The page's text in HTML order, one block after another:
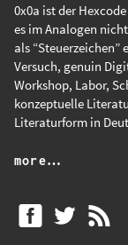
0x0a ist der
es im Analogen
als
Versuch, genuin
Workshop, Labor,
konzeptuelle
Literaturform in
more…